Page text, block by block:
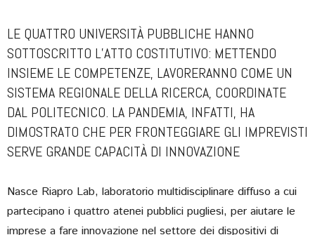
LE QUATTRO UNIVERSITÀ PUBBLICHE HANNO
SOTTOSCRITTO L’ATTO COSTITUTIVO: METTENDO
INSIEME LE COMPETENZE, LAVORERANNO COME UN
SISTEMA REGIONALE DELLA RICERCA, COORDINATE
DAL POLITECNICO. LA PANDEMIA, INFATTI, HA
DIMOSTRATO CHE PER FRONTEGGIARE GLI IMPREVISTI
SERVE GRANDE CAPACITÀ DI INNOVAZIONE
Nasce Riapro Lab, laboratorio multidisciplinare diffuso a cui
partecipano i quattro atenei pubblici pugliesi, per aiutare le
imprese a fare innovazione nel settore dei dispositivi di